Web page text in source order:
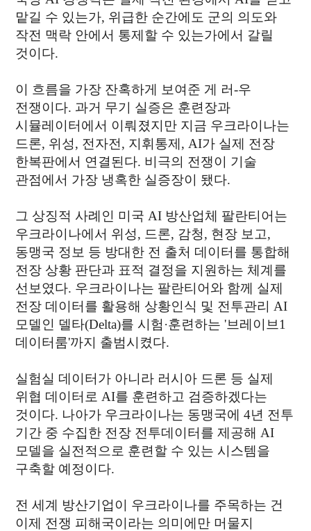
맡길 수 있는가, 위급한 순간에도 군의 의도와
작전 맥락 안에서 통제할 수 있는가에서 갈릴
것이다.
이 흐름을 가장 잔혹하게 보여준 게 러-우
전쟁이다. 과거 무기 실증은 훈련장과
시뮬레이터에서 이뤄졌지만 지금 우크라이나는
드론, 위성, 전자전, 지휘통제, AI가 실제 전장
한복판에서 연결된다. 비극의 전쟁이 기술
관점에서 가장 냉혹한 실증장이 됐다.
그 상징적 사례인 미국 AI 방산업체 팔란티어는
우크라이나에서 위성, 드론, 감청, 현장 보고,
동맹국 정보 등 방대한 전 출처 데이터를 통합해
전장 상황 판단과 표적 결정을 지원하는 체계를
선보였다. 우크라이나는 팔란티어와 함께 실제
전장 데이터를 활용해 상황인식 및 전투관리 AI
모델인 델타(Delta)를 시험·훈련하는 '브레이브1
데이터룸'까지 출범시켰다.
실험실 데이터가 아니라 러시아 드론 등 실제
위협 데이터로 AI를 훈련하고 검증하겠다는
것이다. 나아가 우크라이나는 동맹국에 4년 전투
기간 중 수집한 전장 전투데이터를 제공해 AI
모델을 실전적으로 훈련할 수 있는 시스템을
구축할 예정이다.
전 세계 방산기업이 우크라이나를 주목하는 건
이제 전쟁 피해국이라는 의미에만 머물지